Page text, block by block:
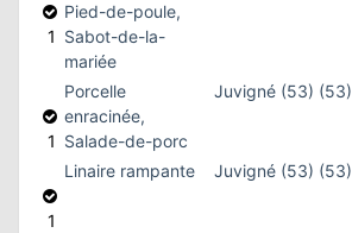
1
Pied-de-poule,
Sabot-de-la-
mariée
1
Porcelle
enracinée,
Salade-de-porc
Juvigné (53) (53)
1
Linaire rampante Juvigné (53) (53)